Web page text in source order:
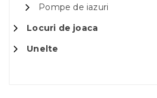
Pompe de iazuri
Locuri de joaca
Unelte